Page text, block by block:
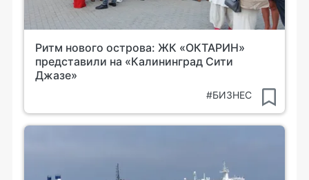
Ритм нового острова: ЖК «ОКТАРИН»
представили на «Калининград Сити
Джазе»
#БИЗНЕС